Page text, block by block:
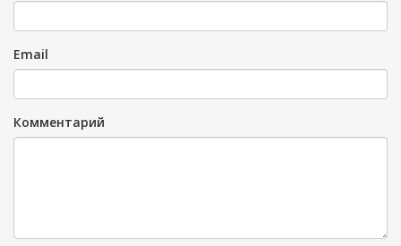
Email
Комментарий